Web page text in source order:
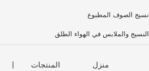
نسيج الصوف المطبوع
النسيج والملابس في الهواء الطلق
منزل المنتجات